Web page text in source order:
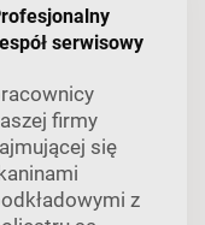
serwisowy
firmy
się
z